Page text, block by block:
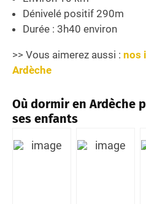
Dénivelé positif 290m
Durée : 3h40 environ
>> Vous aimerez aussi : nos
Ardèche
Où dormir en Ardèche
ses enfants